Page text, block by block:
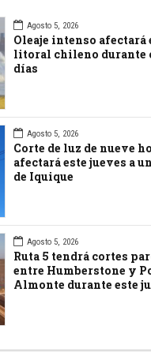
Agosto 5, 2026
Oleaje intenso afectará
litoral chileno durante
días
Agosto 5, 2026
Corte de luz de nueve
afectará este jueves a
de Iquique
Agosto 5, 2026
Ruta 5 tendrá cortes
entre Humberstone y
Almonte durante este